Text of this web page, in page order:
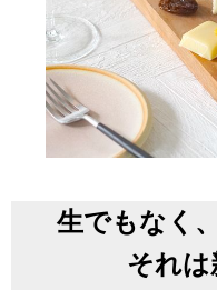
生でもなく
それは